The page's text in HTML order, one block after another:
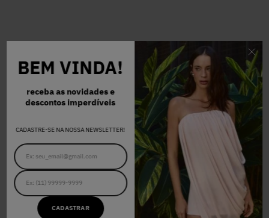
BEM VINDA!
receba as novidades e
descontos imperdíveis
CADASTRE-SE NA NOSSA NEWSLETTER!
CADASTRAR